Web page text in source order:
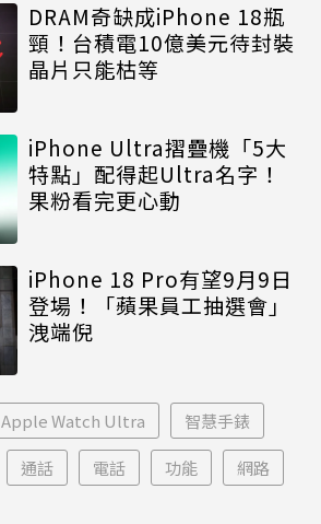
DRAM奇缺成iPhone 18瓶
頸！台積電10億美元待封裝
晶片只能枯等
iPhone Ultra摺疊機「5大
特點」配得起Ultra名字！
果粉看完更心動
iPhone 18 Pro有望9月9日
登場！「蘋果員工抽選會」
洩端倪
Apple Watch Ultra 智慧手錶
通話 電話 功能 網路